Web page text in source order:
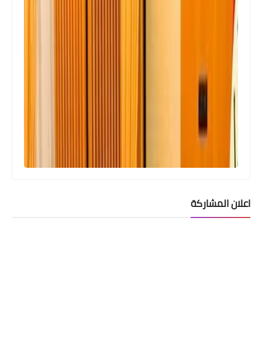
اعلان المشاركة